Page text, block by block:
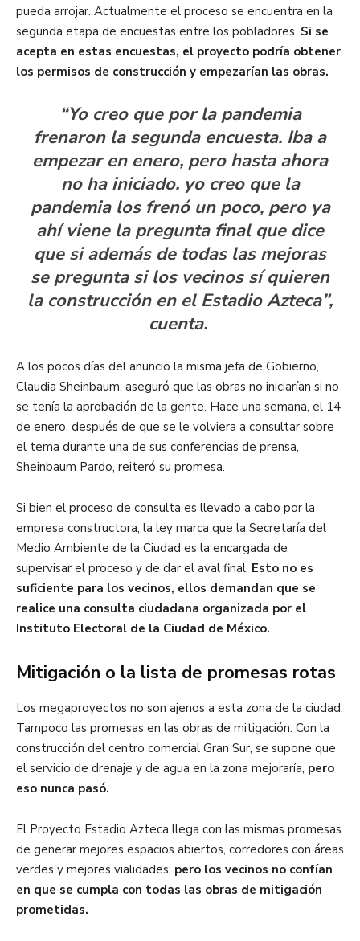
pueda arrojar. Actualmente el proceso se encuentra en la
segunda etapa de encuestas entre los pobladores. Si se
acepta en estas encuestas, el proyecto podría obtener
los permisos de construcción y empezarían las obras.
“Yo creo que por la pandemia
frenaron la segunda encuesta. Iba a
empezar en enero, pero hasta ahora
no ha iniciado. yo creo que la
pandemia los frenó un poco, pero ya
ahí viene la pregunta final que dice
que si además de todas las mejoras
se pregunta si los vecinos sí quieren
la construcción en el Estadio Azteca”,
cuenta.
A los pocos días del anuncio la misma jefa de Gobierno,
Claudia Sheinbaum, aseguró que las obras no iniciarían si no
se tenía la aprobación de la gente. Hace una semana, el 14
de enero, después de que se le volviera a consultar sobre
el tema durante una de sus conferencias de prensa,
Sheinbaum Pardo, reiteró su promesa.
Si bien el proceso de consulta es llevado a cabo por la
empresa constructora, la ley marca que la Secretaría del
Medio Ambiente de la Ciudad es la encargada de
supervisar el proceso y de dar el aval final. Esto no es
suficiente para los vecinos, ellos demandan que se
realice una consulta ciudadana organizada por el
Instituto Electoral de la Ciudad de México.
Mitigación o la lista de promesas rotas
Los megaproyectos no son ajenos a esta zona de la ciudad.
Tampoco las promesas en las obras de mitigación. Con la
construcción del centro comercial Gran Sur, se supone que
el servicio de drenaje y de agua en la zona mejoraría, pero
eso nunca pasó.
El Proyecto Estadio Azteca llega con las mismas promesas
de generar mejores espacios abiertos, corredores con áreas
verdes y mejores vialidades; pero los vecinos no confían
en que se cumpla con todas las obras de mitigación
prometidas.